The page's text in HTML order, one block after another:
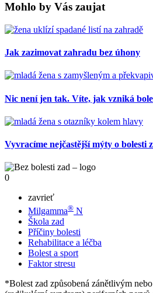
Mohlo by Vás zaujat
Jak zazimovat zahradu bez úhony
Nic není jen tak. Víte, jak vzniká
Vyvracíme nejčastější mýty o bolesti
0
zavrieť
Milgamma® N
Škola zad
Příčiny bolesti
Rehabilitace a léčba
Bolest a sport
Faktor stresu
*Bolest zad způsobená zánětlivým